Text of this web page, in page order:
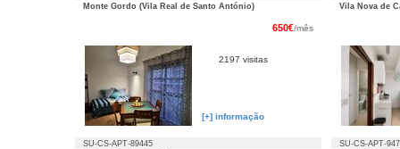
Monte Gordo (Vila Real de Santo António)
Vila Nova de
650€/mês
2197 visitas
[+] informação
SU-CS-APT-89445
SU-CS-APT-